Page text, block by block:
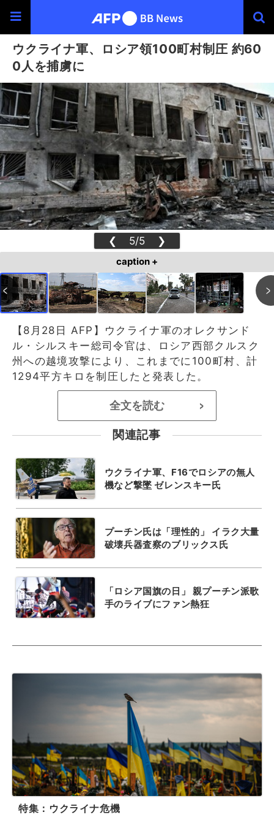
ウクライナ軍、ロシア領100町村制圧 約60
0人を捕虜に
❮ 5/5 ❯
caption +
【8月28日 AFP】ウクライナ軍のオレクサンド
ル・シルスキー総司令官は、ロシア西部クルスク
州への越境攻撃により、これまでに100町村、計
1294平方キロを制圧したと発表した。
全文を読む >
関連記事
ウクライナ軍、F16でロシアの無人
機など撃墜 ゼレンスキー氏
プーチン氏は「理性的」 イラク大量
破壊兵器査察のブリックス氏
「ロシア国旗の日」 親プーチン派歌
手のライブにファン熱狂
特集：ウクライナ危機